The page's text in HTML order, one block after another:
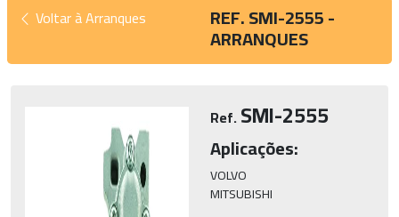
Voltar à Arranques REF. SMI-2555 -
ARRANQUES
Ref.SMI-2555
Aplicações:
VOLVO
MITSUBISHI